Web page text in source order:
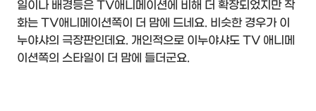
일이나 배경등은 TV애니메이션에 비해 더 확장되었지만 작
화는 TV애니메이션쪽이 더 맘에 드네요. 비슷한 경우가 이
누야샤의 극장판인데요. 개인적으로 이누야샤도 TV 애니메
이션쪽의 스타일이 더 맘에 들더군요.